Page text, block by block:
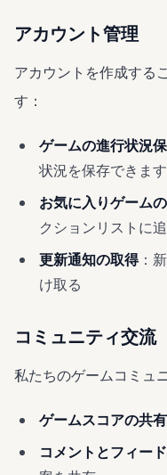
アカウント管理
アカウントを作成する
す：
ゲームの進行状況
状況を保存できます
お気に入りゲーム
クションリストに
更新通知の取得：
け取る
コミュニティ交流
私たちのゲームコミュ
ゲームスコアの共有
コメントとフィー